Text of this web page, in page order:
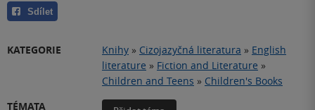
Sdílet
KATEGORIE Knihy » Cizojazyčná literatura » English
literature » Fiction and Literature »
Children and Teens » Children's Books
TÉMATA